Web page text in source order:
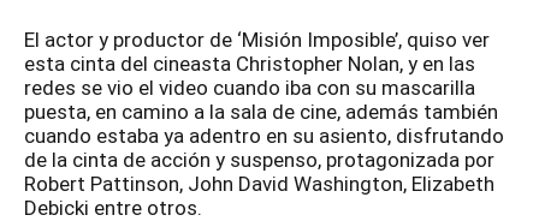
El actor y productor de ‘Misión Imposible’, quiso ver
esta cinta del cineasta Christopher Nolan, y en las
redes se vio el video cuando iba con su mascarilla
puesta, en camino a la sala de cine, además también
cuando estaba ya adentro en su asiento, disfrutando
de la cinta de acción y suspenso, protagonizada por
Robert Pattinson, John David Washington, Elizabeth
Debicki entre otros.